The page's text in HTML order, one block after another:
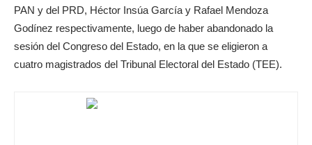
PAN y del PRD, Héctor Insúa García y Rafael Mendoza
Godínez respectivamente, luego de haber abandonado la
sesión del Congreso del Estado, en la que se eligieron a
cuatro magistrados del Tribunal Electoral del Estado (TEE).